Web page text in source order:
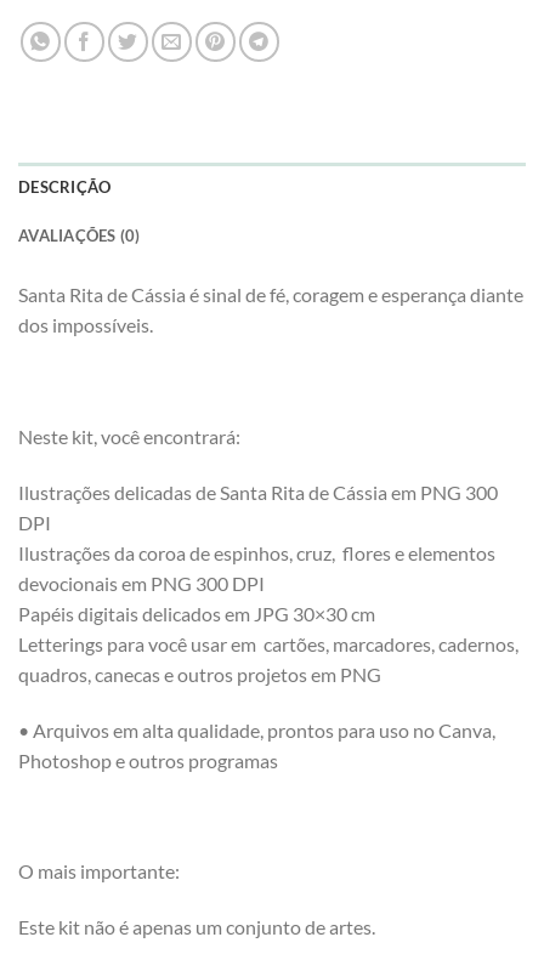
DESCRIÇÃO
AVALIAÇÕES (0)
Santa Rita de Cássia é sinal de fé, coragem e esperança diante
dos impossíveis.
Neste kit, você encontrará:
Ilustrações delicadas de Santa Rita de Cássia em PNG 300
DPI
Ilustrações da coroa de espinhos, cruz, flores e elementos
devocionais em PNG 300 DPI
Papéis digitais delicados em JPG 30×30 cm
Letterings para você usar em cartões, marcadores, cadernos,
quadros, canecas e outros projetos em PNG
• Arquivos em alta qualidade, prontos para uso no Canva,
Photoshop e outros programas
O mais importante:
Este kit não é apenas um conjunto de artes.